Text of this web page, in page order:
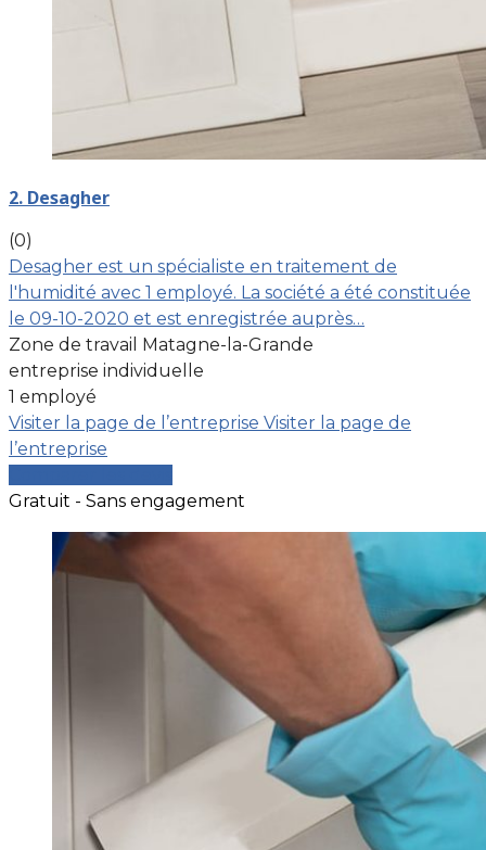
2. Desagher
(0)
Desagher est un spécialiste en traitement de
l'humidité avec 1 employé. La société a été constituée
le 09-10-2020 et est enregistrée auprès…
Zone de travail Matagne-la-Grande
entreprise individuelle
1 employé
Visiter la page de l’entreprise Visiter la page de
l’entreprise
Gratuit - Sans engagement